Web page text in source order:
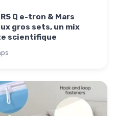
Q e-tron & Mars
gros sets, un mix
scientifique